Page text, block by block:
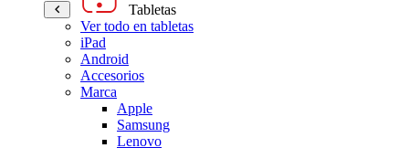
Tabletas
Ver todo en tabletas
iPad
Android
Accesorios
Marca
Apple
Samsung
Lenovo